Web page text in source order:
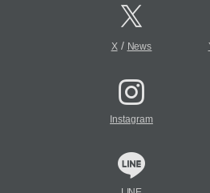
X/ News
Instagram